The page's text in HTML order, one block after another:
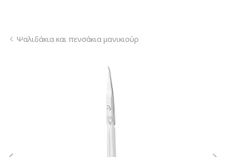
Ψαλιδάκια και πενσάκια μανικιούρ